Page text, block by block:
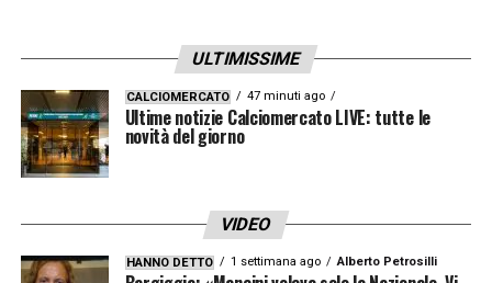
ULTIMISSIME
CALCIOMERCATO 47 minuti ago
Ultime notizie Calciomercato LIVE: tutte le
novità del giorno
VIDEO
HANNO DETTO 1 settimana ago Alberto Petrosilli